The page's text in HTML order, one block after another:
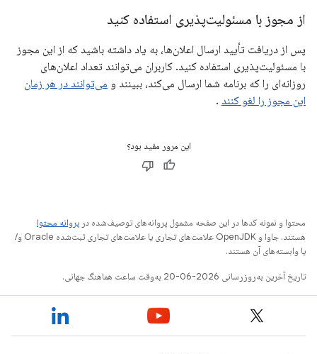
از مجوز با مسئولیت‌پذیری استفاده کنید
پس از دریافت تأیید ارسال اعلان‌ها، به یاد داشته باشید که از این مجوز
با مسئولیت‌پذیری استفاده کنید. کاربران می‌توانند تعداد اعلان‌های
روزانه‌ای را که برنامه شما ارسال می‌کند، ببینند و می‌توانند در هر زمان
این مجوز را لغو کنند .
این مرور مفید بود؟
محتوا و نمونه کدها در این صفحه مشمول پروانه‌های توصیف‌شده در پروانه محتوا
هستند. جاوا و OpenJDK علامت‌های تجاری یا علامت‌های تجاری ثبت‌شده Oracle و/
یا وابسته‌های آن هستند.
تاریخ آخرین به‌روزرسانی 2026-06-20 به‌وقت ساعت هماهنگ جهانی.